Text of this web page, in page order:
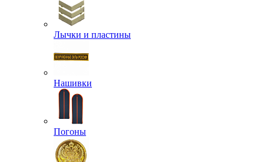
Лычки и пластины
Нашивки
Погоны